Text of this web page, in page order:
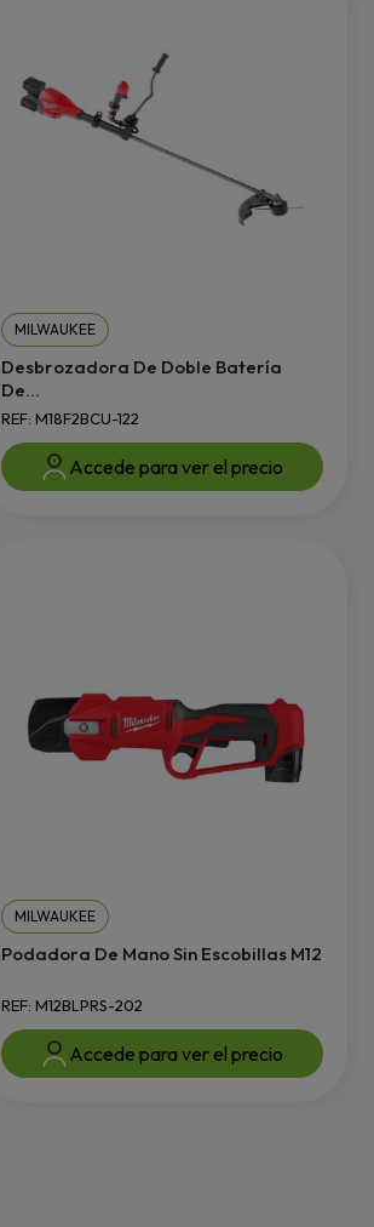
MILWAUKEE
Desbrozadora De Doble Batería
De...
REF: M18F2BCU-122
Accede para ver el precio
MILWAUKEE
Podadora De Mano Sin Escobillas M12
REF: M12BLPRS-202
Accede para ver el precio